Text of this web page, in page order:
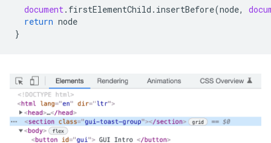
document. firstElementChild . insertBefore(node,
return node
}